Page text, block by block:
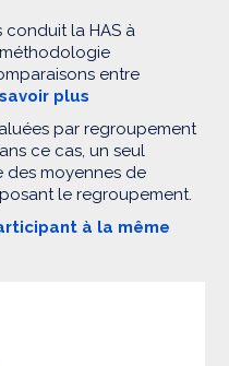
conduit la HAS à
entre
plus
par regroupement
ce cas, un seul
des moyennes de
le regroupement.
à la même